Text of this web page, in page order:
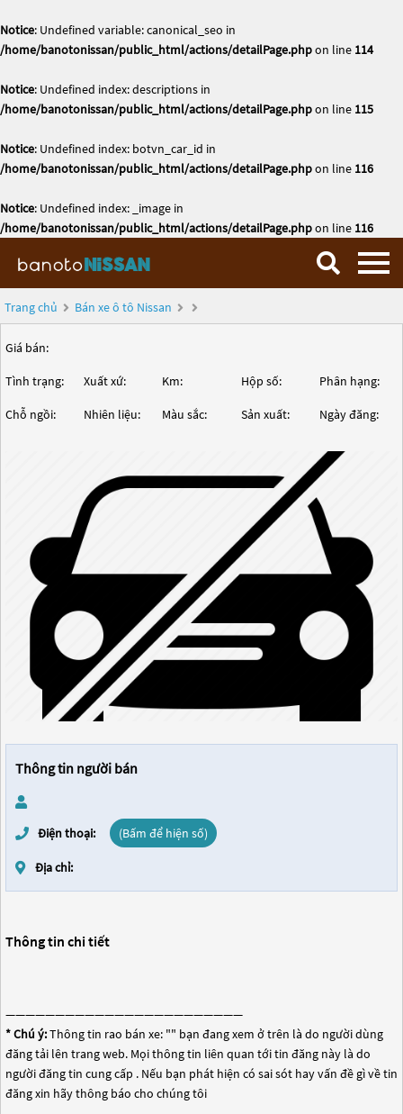
Notice: Undefined variable: canonical_seo in
/home/banotonissan/public_html/actions/detailPage.phpon line 114
Notice: Undefined index: descriptions in
/home/banotonissan/public_html/actions/detailPage.phpon line 115
Notice: Undefined index: botvn_car_id in
/home/banotonissan/public_html/actions/detailPage.phpon line 116
Notice: Undefined index: _image in
/home/banotonissan/public_html/actions/detailPage.phpon line 116
Trang chủ Bán xe ô tô Nissan
Giá bán:
Tình trạng: Xuất xứ: Km: Hộp số: Phân hạng:
Chỗ ngồi: Nhiên liệu: Màu sắc: Sản xuất: Ngày đăng:
Thông tin người bán
Điện thoại: (Bấm để hiện số)
Địa chỉ:
Thông tin chi tiết
————————————————————————
* Chú ý:Thông tin rao bán xe: "" bạn đang xem ở trên là do người dùng
đăng tải lên trang web. Mọi thông tin liên quan tới tin đăng này là do
người đăng tin cung cấp . Nếu bạn phát hiện có sai sót hay vấn đề gì về tin
đăng xin hãy thông báo cho chúng tôi